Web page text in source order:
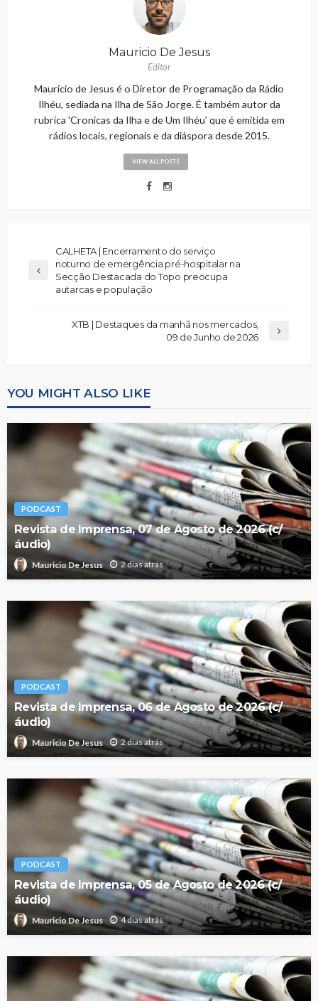
Mauricio De Jesus
Editor
Maurício de Jesus é o Diretor de Programação da Rádio
Ilhéu, sediada na Ilha de São Jorge. É também autor da
rubrica 'Cronicas da Ilha e de Um Ilhéu' que é emitida em
rádios locais, regionais e da diáspora desde 2015.
VIEW ALL POSTS
CALHETA | Encerramento do serviço
noturno de emergência pré-hospitalar na
Secção Destacada do Topo preocupa
autarcas e população
XTB | Destaques da manhã nos mercados,
09 de Junho de 2026
YOU MIGHT ALSO LIKE
PODCAST
Revista de Imprensa, 07 de Agosto de 2026 (c/
áudio)
Mauricio De Jesus 2 dias atrás
PODCAST
Revista de Imprensa, 06 de Agosto de 2026 (c/
áudio)
Mauricio De Jesus 2 dias atrás
PODCAST
Revista de Imprensa, 05 de Agosto de 2026 (c/
áudio)
Mauricio De Jesus 4 dias atrás